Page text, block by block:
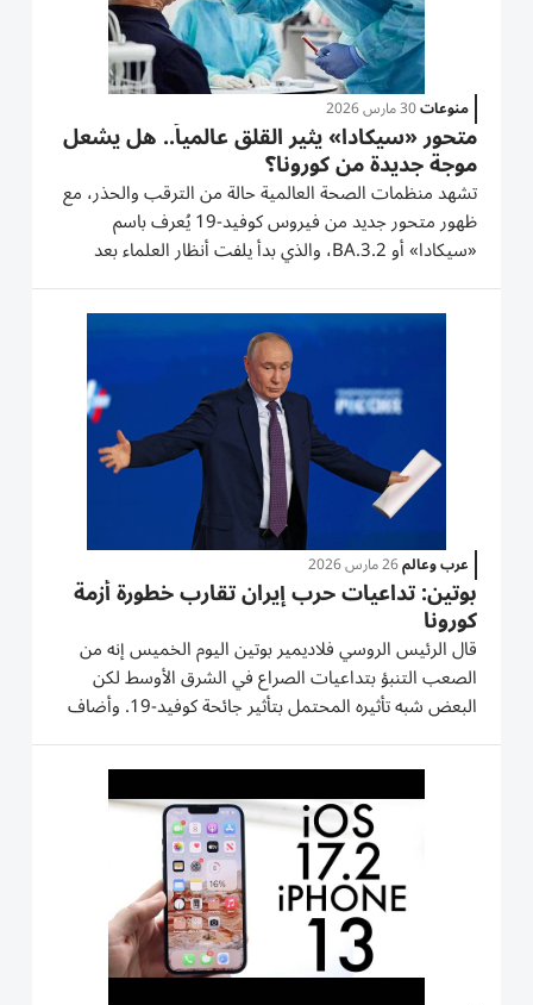
منوعات30 مارس 2026
متحور «سيكادا» يثير القلق عالمياً.. هل يشعل
موجة جديدة من كورونا؟
تشهد منظمات الصحة العالمية حالة من الترقب والحذر، مع
ظهور متحور جديد من فيروس كوفيد-19 يُعرف باسم
«سيكادا» أو BA.3.2، والذي بدأ يلفت أنظار العلماء بعد
انتشاره في عشرات الدول، وسط مخاوف من قدرته على
تفادي جزء من المناعة المكتسبة وإعادة إشعال موجات
العدوى. يأتي هذا التطور في وقت...
عرب وعالم26 مارس 2026
بوتين: تداعيات حرب إيران تقارب خطورة أزمة
كورونا
قال الرئيس ​الروسي ⁠فلاديمير ‌بوتين اليوم الخميس ‌إنه من
‌الصعب التنبؤ بتداعيات ⁠الصراع في الشرق الأوسط لكن
البعض شبه تأثيره ​المحتمل بتأثير ‌جائحة كوفيد-19. وأضاف
بوتين ⁠أن الصراع يلحق أضراراً ​جسيمة ‌بالخدمات ‌اللوجستية
الدولية وسلاسل الإنتاج والإمداد، ‌ويشكل...